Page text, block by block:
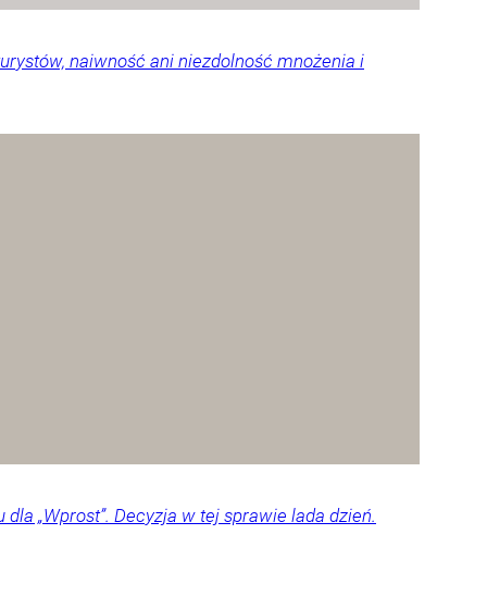
naiwność ani niezdolność mnożenia i
„Wprost”. Decyzja w tej sprawie lada dzień.